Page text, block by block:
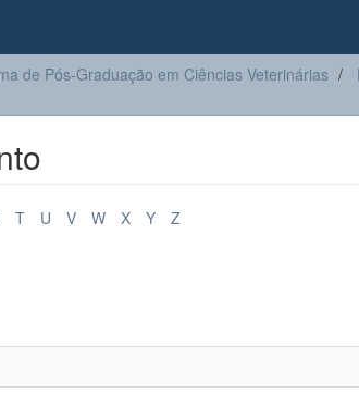
de Pós-Graduação em Ciências Veterinárias
T U V W X Y Z